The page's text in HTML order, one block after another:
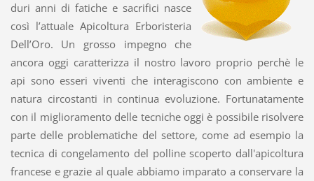
duri anni di fatiche e sacrifici nasce
così l’attuale Apicoltura Erboristeria
Dell’Oro. Un grosso impegno che
ancora oggi caratterizza il nostro lavoro proprio perchè le
api sono esseri viventi che interagiscono con ambiente e
natura circostanti in continua evoluzione. Fortunatamente
con il miglioramento delle tecniche oggi è possibile risolvere
parte delle problematiche del settore, come ad esempio la
tecnica di congelamento del polline scoperto dall'apicoltura
francese e grazie al quale abbiamo imparato a conservare la